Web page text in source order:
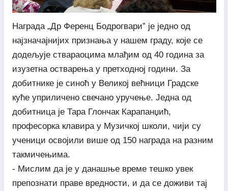
Награда „Др Ференц Бодрогвари” је једно од
најзначајнијих признања у нашем граду, које се
додељује ствараоцима млађим од 40 година за
изузетна остварења у претходној години. За
добитнике је синоћ у Великој већници Градске
куће уприличено свечано уручење. Једна од
добитница је Тара Глончак Карапанџић,
професорка клавира у Музичкој школи, чији су
ученици освојили више од 150 награда на разним
такмичењима.
- Мислим да је у данашње време тешко увек
препознати праве вредности, и да се доживи тај